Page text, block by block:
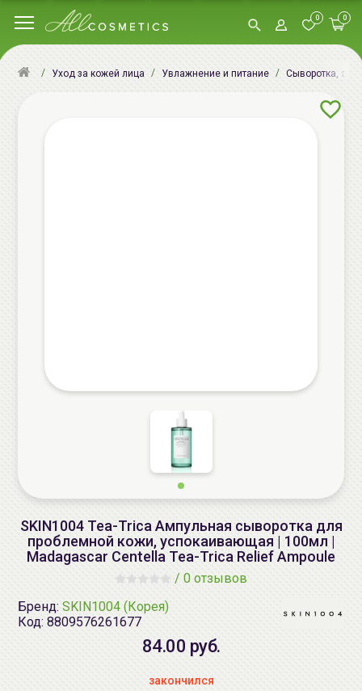
0 0
Уход за кожей лица Увлажнение и питание Сыворотка,
SKIN1004 Tea-Trica Ампульная сыворотка для
проблемной кожи, успокаивающая | 100мл |
Madagascar Centella Tea-Trica Relief Ampoule
/ 0 отзывов
Бренд: SKIN1004 (Корея)
Код: 8809576261677
84.00 руб.
закончился